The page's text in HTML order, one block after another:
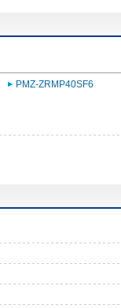
PMZ-ZRMP40SF6